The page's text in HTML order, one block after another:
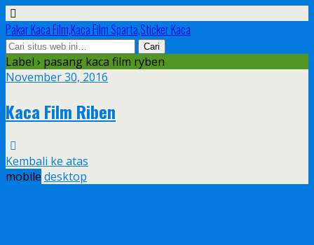
Pakar Kaca Film,Kaca Film Sparta,Sticker Kaca
Label › pasang kaca film ryben
November 30, 2016
Kaca Film Riben
Kembali ke atas
mobile desktop